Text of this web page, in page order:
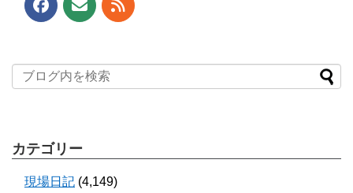
カテゴリー
現場日記 (4,149)